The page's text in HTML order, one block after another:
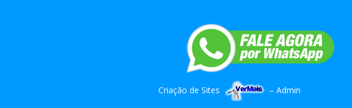
Criação de Sites – Admin